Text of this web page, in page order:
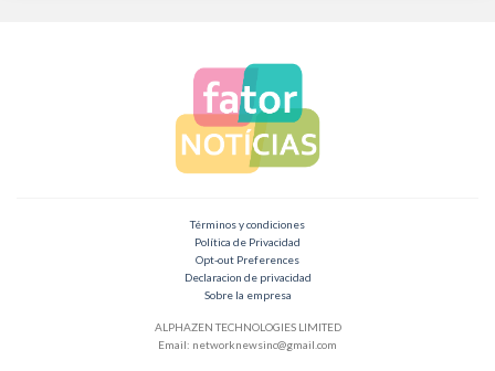
Términos y condiciones
Política de Privacidad
Opt-out Preferences
Declaracion de privacidad
Sobre la empresa
ALPHAZEN TECHNOLOGIES LIMITED
Email: networknewsinc@gmail.com